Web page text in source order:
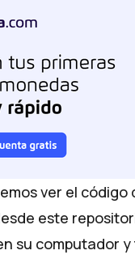
ver el
este
su computador